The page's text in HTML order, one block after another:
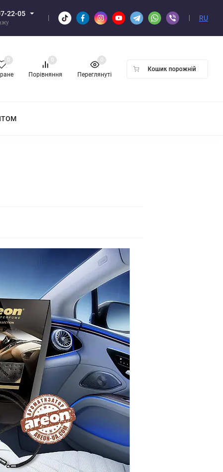
22-05
RU
0
Порівняння
0
Переглянуті
0
Кошик порожній